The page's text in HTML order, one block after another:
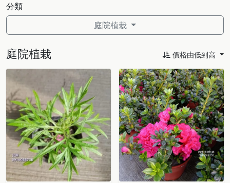
分類
庭院植栽
庭院植栽 價格由低到高